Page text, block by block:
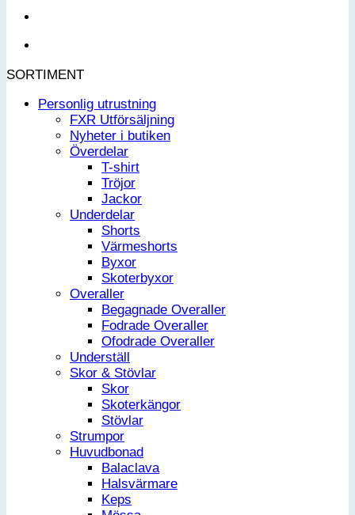
SORTIMENT
Personlig utrustning
FXR Utförsäljning
Nyheter i butiken
Överdelar
T-shirt
Tröjor
Jackor
Underdelar
Shorts
Värmeshorts
Byxor
Skoterbyxor
Overaller
Begagnade Overaller
Fodrade Overaller
Ofodrade Overaller
Underställ
Skor & Stövlar
Skor
Skoterkängor
Stövlar
Strumpor
Huvudbonad
Balaclava
Halsvärmare
Keps